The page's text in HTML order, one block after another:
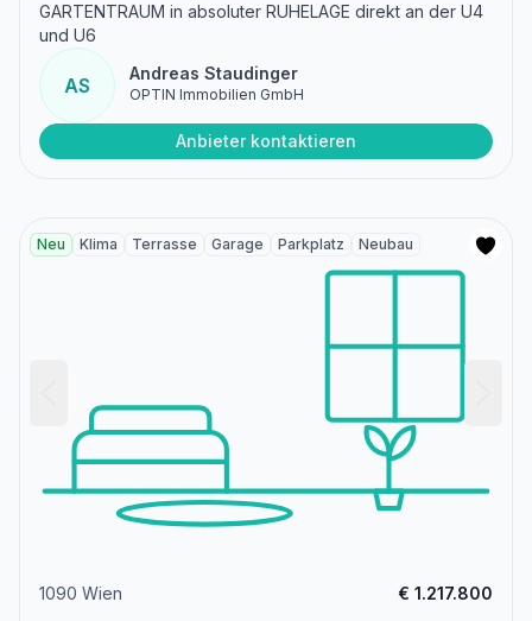
GARTENTRAUM in absoluter RUHELAGE direkt an der U4
und U6
AS
Andreas Staudinger
OPTIN Immobilien GmbH
Anbieter kontaktieren
Neu Klima Terrasse Garage Parkplatz Neubau
1090 Wien € 1.217.800